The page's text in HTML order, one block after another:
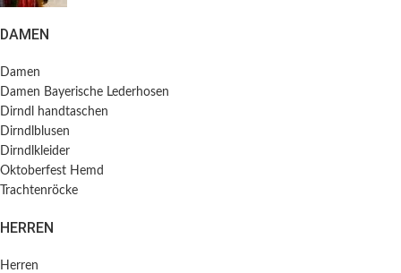
DAMEN
Damen
Damen Bayerische Lederhosen
Dirndl handtaschen
Dirndlblusen
Dirndlkleider
Oktoberfest Hemd
Trachtenröcke
HERREN
Herren